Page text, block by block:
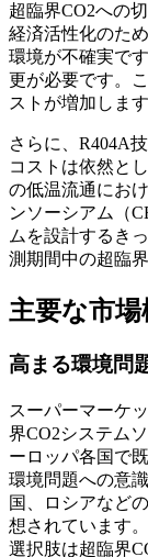
超臨界CO2への
経済活性化のた
環境が不確実で
更が必要です。
ストが増加します
さらに、R404A
コストは依然と
の低温流通にお
ンソーシアム（
ムを設計するき
測期間中の超臨
主要な市場
高まる環境問
スーパーマーケ
界CO2システム
ーロッパ各国で
環境問題への意
国、ロシアなど
想されています
選択肢は超臨界